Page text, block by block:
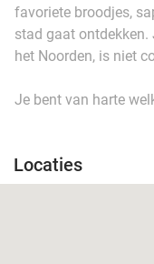
favoriete broodjes,
stad gaat ontdekken.
het Noorden, is niet
Je bent van harte
Locaties